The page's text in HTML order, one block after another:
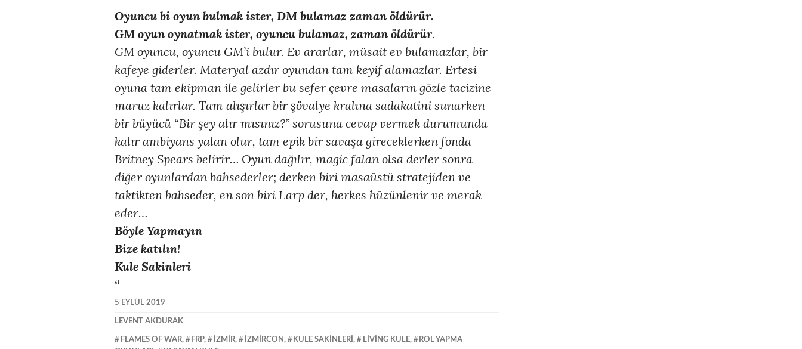
Oyuncu bi oyun bulmak ister, DM bulamaz zaman öldürür.
GM oyun oynatmak ister, oyuncu bulamaz, zaman öldürür.
GM oyuncu, oyuncu GM’i bulur. Ev ararlar, müsait ev bulamazlar, bir
kafeye giderler. Materyal azdır oyundan tam keyif alamazlar. Ertesi
oyuna tam ekipman ile gelirler bu sefer çevre masaların gözle tacizine
maruz kalırlar. Tam alışırlar bir şövalye kralına sadakatini sunarken
bir büyücü “Bir şey alır mısınız?” sorusuna cevap vermek durumunda
kalır ambiyans yalan olur, tam epik bir savaşa gireceklerken fonda
Britney Spears belirir… Oyun dağılır, magic falan olsa derler sonra
diğer oyunlardan bahsederler; derken biri masaüstü stratejiden ve
taktikten bahseder, en son biri Larp der, herkes hüzünlenir ve merak
eder…
Böyle Yapmayın
Bize katılın!
Kule Sakinleri
“
5 EYLÜL 2019
LEVENT AKDURAK
FLAMES OF WAR, FRP, İZMIR, İZMIRCON, KULE SAKINLERI, LIVING KULE,
ROL YAPMA